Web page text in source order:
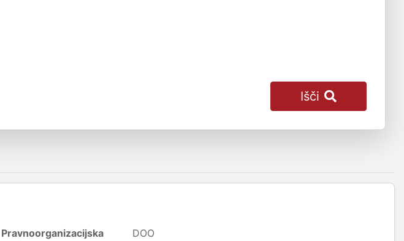
Išči
Pravnoorganizacijska
DOO